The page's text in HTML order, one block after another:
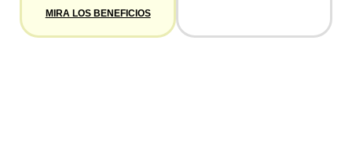
MIRA LOS BENEFICIOS